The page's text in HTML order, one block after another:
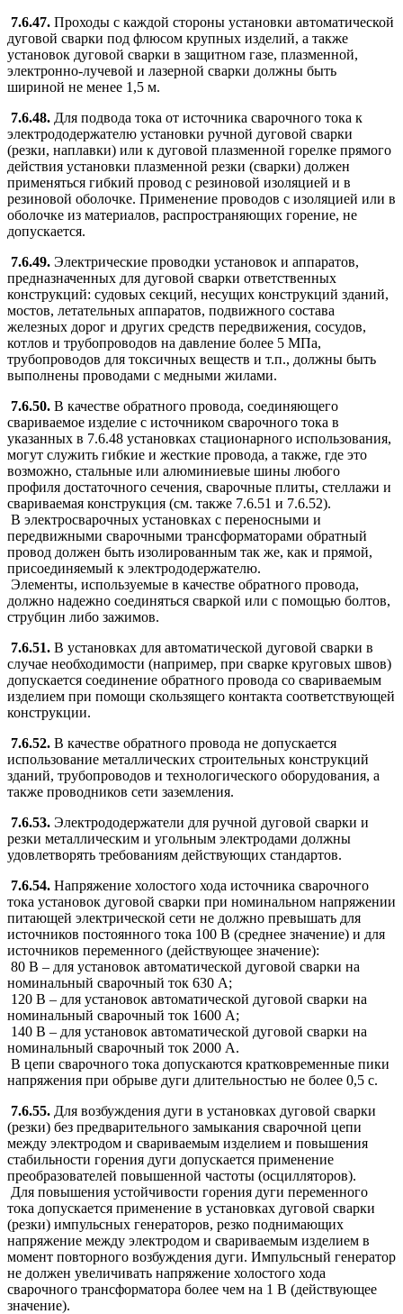
7.6.47. Проходы с каждой стороны установки автоматической
дуговой сварки под флюсом крупных изделий, а также
установок дуговой сварки в защитном газе, плазменной,
электронно-лучевой и лазерной сварки должны быть
шириной не менее 1,5 м.
7.6.48. Для подвода тока от источника сварочного тока к
электрододержателю установки ручной дуговой сварки
(резки, наплавки) или к дуговой плазменной горелке прямого
действия установки плазменной резки (сварки) должен
применяться гибкий провод с резиновой изоляцией и в
резиновой оболочке. Применение проводов с изоляцией или в
оболочке из материалов, распространяющих горение, не
допускается.
7.6.49. Электрические проводки установок и аппаратов,
предназначенных для дуговой сварки ответственных
конструкций: судовых секций, несущих конструкций зданий,
мостов, летательных аппаратов, подвижного состава
железных дорог и других средств передвижения, сосудов,
котлов и трубопроводов на давление более 5 МПа,
трубопроводов для токсичных веществ и т.п., должны быть
выполнены проводами с медными жилами.
7.6.50. В качестве обратного провода, соединяющего
свариваемое изделие с источником сварочного тока в
указанных в 7.6.48 установках стационарного использования,
могут служить гибкие и жесткие провода, а также, где это
возможно, стальные или алюминиевые шины любого
профиля достаточного сечения, сварочные плиты, стеллажи и
свариваемая конструкция (см. также 7.6.51 и 7.6.52).
В электросварочных установках с переносными и
передвижными сварочными трансформаторами обратный
провод должен быть изолированным так же, как и прямой,
присоединяемый к электрододержателю.
Элементы, используемые в качестве обратного провода,
должно надежно соединяться сваркой или с помощью болтов,
струбцин либо зажимов.
7.6.51. В установках для автоматической дуговой сварки в
случае необходимости (например, при сварке круговых швов)
допускается соединение обратного провода со свариваемым
изделием при помощи скользящего контакта соответствующей
конструкции.
7.6.52. В качестве обратного провода не допускается
использование металлических строительных конструкций
зданий, трубопроводов и технологического оборудования, а
также проводников сети заземления.
7.6.53. Электрододержатели для ручной дуговой сварки и
резки металлическим и угольным электродами должны
удовлетворять требованиям действующих стандартов.
7.6.54. Напряжение холостого хода источника сварочного
тока установок дуговой сварки при номинальном напряжении
питающей электрической сети не должно превышать для
источников постоянного тока 100 В (среднее значение) и для
источников переменного (действующее значение):
80 В – для установок автоматической дуговой сварки на
номинальный сварочный ток 630 А;
120 В – для установок автоматической дуговой сварки на
номинальный сварочный ток 1600 А;
140 В – для установок автоматической дуговой сварки на
номинальный сварочный ток 2000 А.
В цепи сварочного тока допускаются кратковременные пики
напряжения при обрыве дуги длительностью не более 0,5 с.
7.6.55. Для возбуждения дуги в установках дуговой сварки
(резки) без предварительного замыкания сварочной цепи
между электродом и свариваемым изделием и повышения
стабильности горения дуги допускается применение
преобразователей повышенной частоты (осцилляторов).
Для повышения устойчивости горения дуги переменного
тока допускается применение в установках дуговой сварки
(резки) импульсных генераторов, резко поднимающих
напряжение между электродом и свариваемым изделием в
момент повторного возбуждения дуги. Импульсный генератор
не должен увеличивать напряжение холостого хода
сварочного трансформатора более чем на 1 В (действующее
значение).